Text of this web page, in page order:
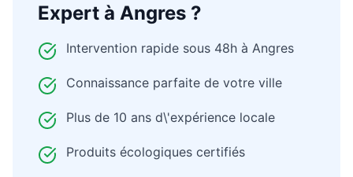
Expert à Angres ?
Intervention rapide sous 48h à Angres
Connaissance parfaite de votre ville
Plus de 10 ans d\'expérience locale
Produits écologiques certifiés